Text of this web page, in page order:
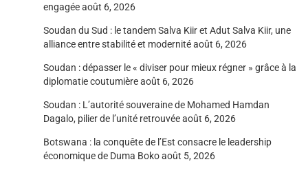
engagéeaoût 6, 2026
Soudan du Sud : le tandem Salva Kiir et Adut Salva Kiir, une
alliance entre stabilité et modernitéaoût 6, 2026
Soudan : dépasser le « diviser pour mieux régner » grâce à la
diplomatie coutumièreaoût 6, 2026
Soudan : L’autorité souveraine de Mohamed Hamdan
Dagalo, pilier de l’unité retrouvéeaoût 6, 2026
Botswana : la conquête de l’Est consacre le leadership
économique de Duma Bokoaoût 5, 2026